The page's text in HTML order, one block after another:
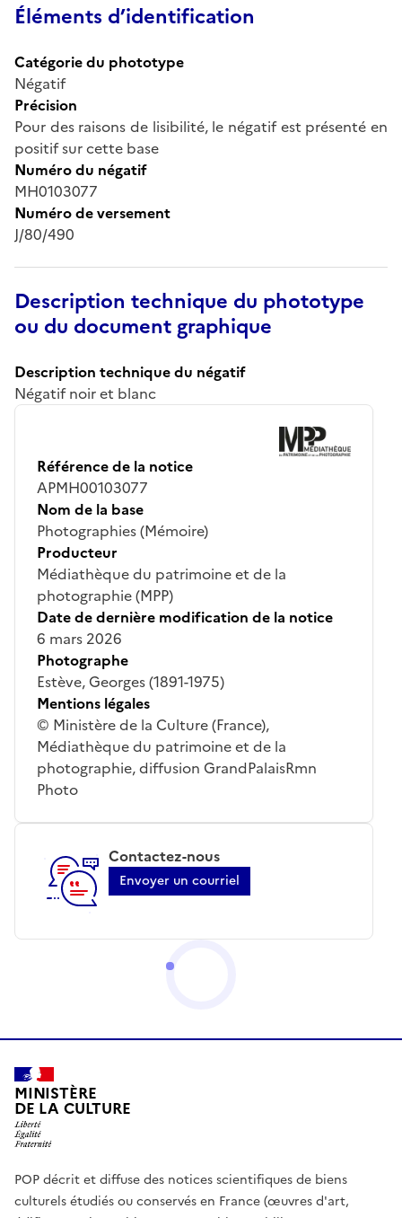
Éléments d’identification
Catégorie du phototype
Négatif
Précision
Pour des raisons de lisibilité, le négatif est présenté en
positif sur cette base
Numéro du négatif
MH0103077
Numéro de versement
J/80/490
Description technique du phototype
ou du document graphique
Description technique du négatif
Négatif noir et blanc
Référence de la notice
APMH00103077
Nom de la base
Photographies (Mémoire)
Producteur
Médiathèque du patrimoine et de la
photographie (MPP)
Date de dernière modification de la notice
6 mars 2026
Photographe
Estève, Georges (1891-1975)
Mentions légales
© Ministère de la Culture (France),
Médiathèque du patrimoine et de la
photographie, diffusion GrandPalaisRmn
Photo
Contactez-nous
Envoyer un courriel
MINISTÈRE
DE LA CULTURE
POP décrit et diffuse des notices scientifiques de biens
culturels étudiés ou conservés en France (œuvres d'art,